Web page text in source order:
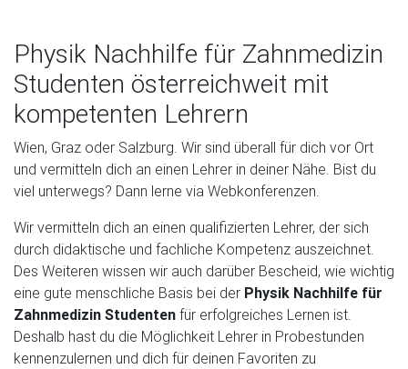
Physik Nachhilfe für Zahnmedizin
Studenten österreichweit mit
kompetenten Lehrern
Wien, Graz oder Salzburg. Wir sind überall für dich vor Ort
und vermitteln dich an einen Lehrer in deiner Nähe. Bist du
viel unterwegs? Dann lerne via Webkonferenzen.
Wir vermitteln dich an einen qualifizierten Lehrer, der sich
durch didaktische und fachliche Kompetenz auszeichnet.
Des Weiteren wissen wir auch darüber Bescheid, wie wichtig
eine gute menschliche Basis bei der Physik Nachhilfe für
Zahnmedizin Studenten für erfolgreiches Lernen ist.
Deshalb hast du die Möglichkeit Lehrer in Probestunden
kennenzulernen und dich für deinen Favoriten zu